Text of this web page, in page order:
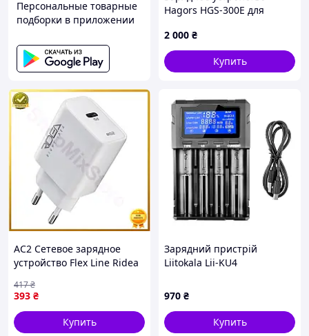
Персональные товарные
подборки в приложении
Hagors HGS-300E для
А 292 Вт
2 000 ₴
Купить
AC2 Сетевое зарядное
устройство Flex Line Ridea
для смартфонов и
планшетов быс DE
393 ₴
417₴
Купить
Зарядний пристрій
Liitokala Lii-KU4
970 ₴
Купить